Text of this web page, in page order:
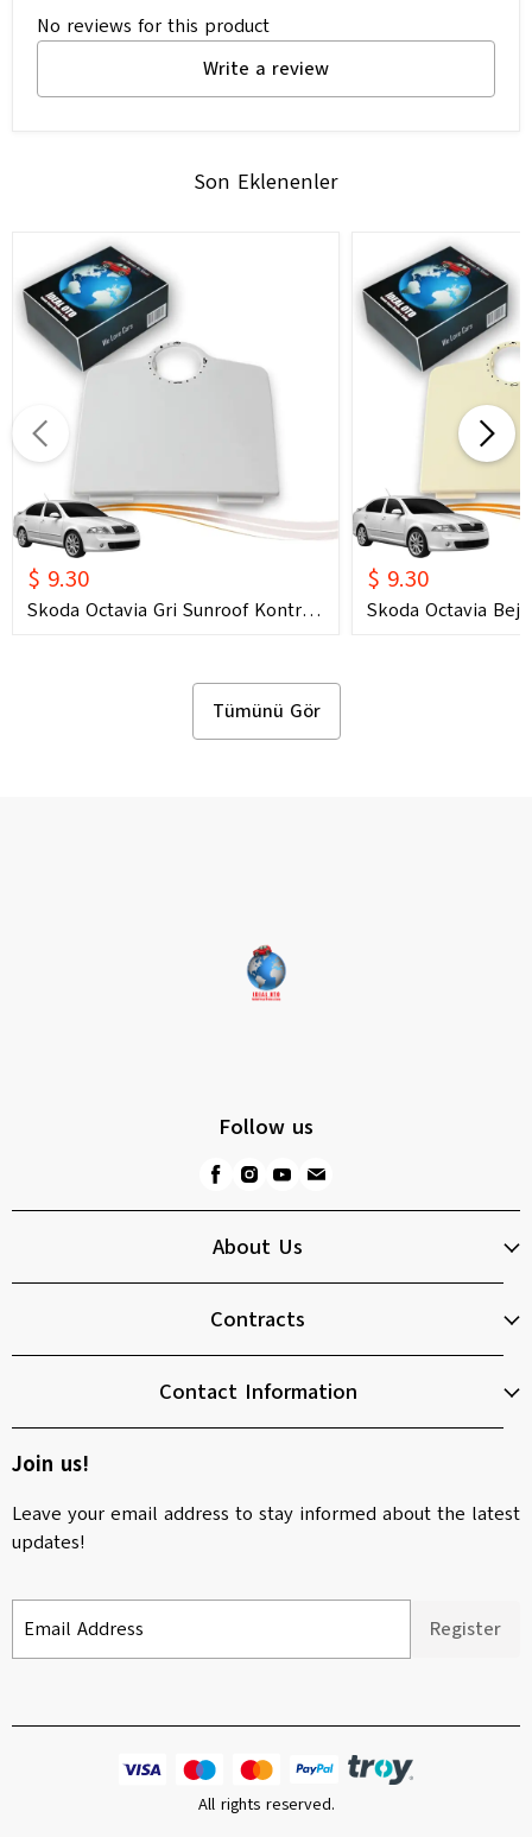
No reviews for this product
Write a review
Son Eklenenler
$ 9.30
Skoda Octavia Gri Sunroof Kontrol
$ 9.30
Skoda Octavia Bej
Tümünü Gör
Follow us
About Us
Contracts
Contact Information
Join us!
Leave your email address to stay informed about the latest
updates!
Email Address Register
All rights reserved.